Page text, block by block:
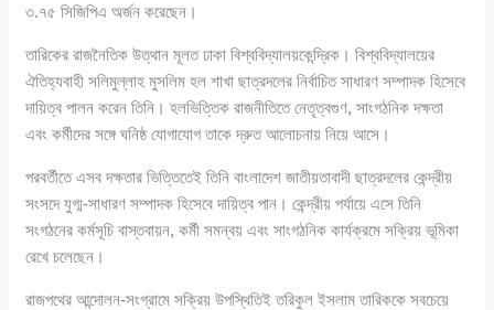
৩.৭৫ সিজিপিএ অর্জন করেছেন।
তারিকের রাজনৈতিক উত্থান মূলত ঢাকা বিশ্ববিদ্যালয়কেন্দ্রিক। বিশ্ববিদ্যালয়ের
ঐতিহ্যবাহী সলিমুল্লাহ মুসলিম হল শাখা ছাত্রদলের নির্বাচিত সাধারণ সম্পাদক হিসেবে
দায়িত্ব পালন করেন তিনি। হলভিত্তিক রাজনীতিতে নেতৃত্বগুণ, সাংগঠনিক দক্ষতা
এবং কর্মীদের সঙ্গে ঘনিষ্ঠ যোগাযোগ তাকে দ্রুত আলোচনায় নিয়ে আসে।
পরবর্তীতে এসব দক্ষতার ভিত্তিতেই তিনি বাংলাদেশ জাতীয়তাবাদী ছাত্রদলের কেন্দ্রীয়
সংসদে যুগ্ম-সাধারণ সম্পাদক হিসেবে দায়িত্ব পান। কেন্দ্রীয় পর্যায়ে এসে তিনি
সংগঠনের কর্মসূচি বাস্তবায়ন, কর্মী সমন্বয় এবং সাংগঠনিক কার্যক্রমে সক্রিয় ভূমিকা
রেখে চলেছেন।
রাজপথের আন্দোলন-সংগ্রামে সক্রিয় উপস্থিতিই তরিকুল ইসলাম তারিককে সবচেয়ে